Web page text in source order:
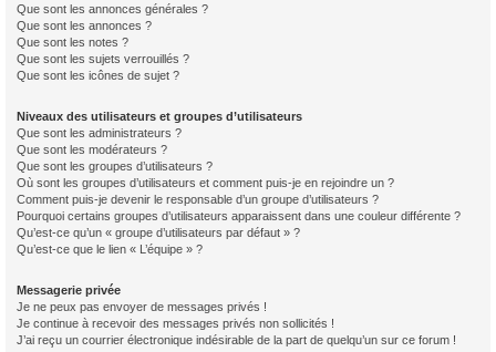
Que sont les annonces générales ?
Que sont les annonces ?
Que sont les notes ?
Que sont les sujets verrouillés ?
Que sont les icônes de sujet ?
Niveaux des utilisateurs et groupes d’utilisateurs
Que sont les administrateurs ?
Que sont les modérateurs ?
Que sont les groupes d’utilisateurs ?
Où sont les groupes d’utilisateurs et comment puis-je en rejoindre un ?
Comment puis-je devenir le responsable d’un groupe d’utilisateurs ?
Pourquoi certains groupes d’utilisateurs apparaissent dans une couleur différente ?
Qu’est-ce qu’un « groupe d’utilisateurs par défaut » ?
Qu’est-ce que le lien « L’équipe » ?
Messagerie privée
Je ne peux pas envoyer de messages privés !
Je continue à recevoir des messages privés non sollicités !
J’ai reçu un courrier électronique indésirable de la part de quelqu’un sur ce forum !